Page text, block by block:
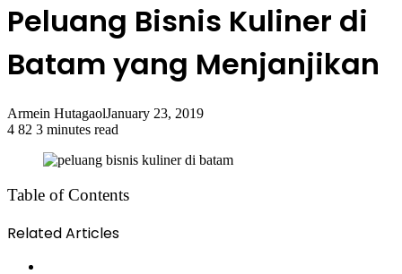
Peluang Bisnis Kuliner di
Batam yang Menjanjikan
Armein HutagaolJanuary 23, 2019
4 82 3 minutes read
Table of Contents
Related Articles